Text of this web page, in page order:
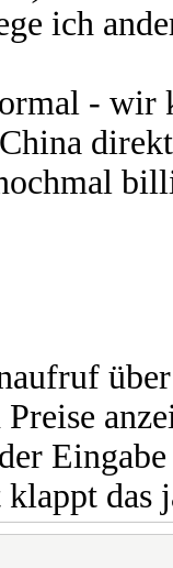
ich
- wir
das